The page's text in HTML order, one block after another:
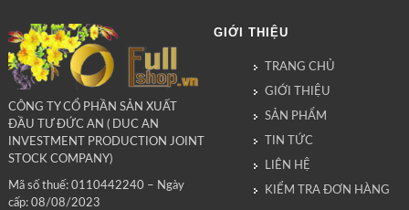
CÔNG TY CỔ PHẦN SẢN XUẤT
ĐẦU TƯ ĐỨC AN ( DUC AN
INVESTMENT PRODUCTION JOINT
STOCK COMPANY)
Mã số thuế: 0110442240 – Ngày
cấp: 08/08/2023
GIỚI THIỆU
TRANG CHỦ
GIỚI THIỆU
SẢN PHẨM
TIN TỨC
LIÊN HỆ
KIỂM TRA ĐƠN HÀNG